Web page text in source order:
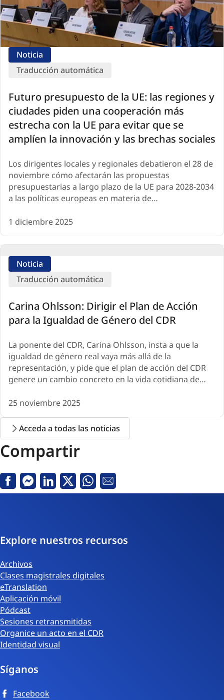
Futuro presupuesto de la UE: las regiones y
ciudades piden una cooperación más
estrecha con la UE para evitar que se
amplíen la innovación y las brechas sociales
Los dirigentes locales y regionales debatieron el 28 de
noviembre cómo afectarán las propuestas
presupuestarias a largo plazo de la UE para 2028-2034
a las políticas europeas en materia de…
Noticia
Traducción automática
1 diciembre 2025
Carina Ohlsson: Dirigir el Plan de Acción
para la Igualdad de Género del CDR
La ponente del CDR, Carina Ohlsson, insta a que la
igualdad de género real vaya más allá de la
representación, y pide que el plan de acción del CDR
genere un cambio concreto en la vida cotidiana de…
Noticia
Traducción automática
25 noviembre 2025
Acceda a todas las noticias
Compartir
FacebookMessenger
LinkedinTwitterWhatsapp
Correo
Explore nuestros recursos
Archivos
Clases magistrales digitales
eTranslation
Aplicación móvil
Pódcast
Sesiones retransmitidas
Organice un acto en el CDR
Identidad visual
Síganos
Facebook